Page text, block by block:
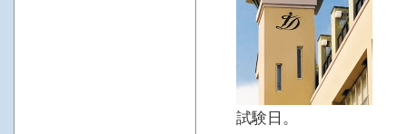
試験日。